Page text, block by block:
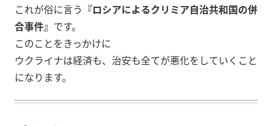
これが俗に言う 『ロシアによるクリミア自治共和国の併
合事件』 です。
このことをきっかけに
ウクライナは経済も、治安も全てが悪化をしていくこと
になります。